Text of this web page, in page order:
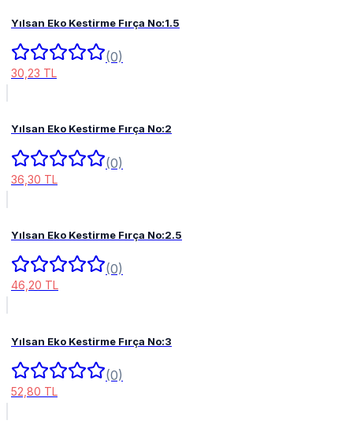
Yılsan Eko Kestirme Fırça No:1.5
(0)
30,23 TL
Yılsan Eko Kestirme Fırça No:2
(0)
36,30 TL
Yılsan Eko Kestirme Fırça No:2.5
(0)
46,20 TL
Yılsan Eko Kestirme Fırça No:3
(0)
52,80 TL